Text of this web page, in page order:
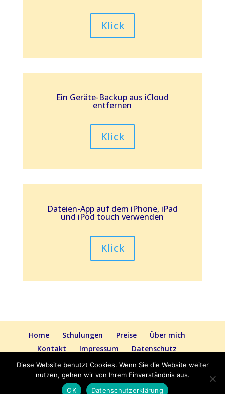
Klick
Ein Geräte-Backup aus iCloud
entfernen
Klick
Dateien-App auf dem iPhone, iPad
und iPod touch verwenden
Klick
Home Schulungen Preise
Über mich
Kontakt
Impressum Datenschutz
© MacWinPraxis 2020 • Kaufmannstraße 81a,
53115 Bonn • Telefon 0228-53 44 339
Diese Website benutzt Cookies. Wenn Sie die Website weiter
nutzen, gehen wir von Ihrem Einverständnis aus.
OK
Datenschutzerklärung